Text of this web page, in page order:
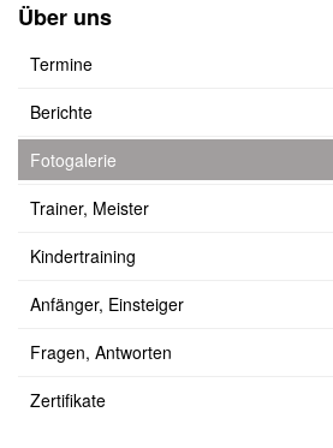
Über uns
Termine
Berichte
Fotogalerie
Trainer, Meister
Kindertraining
Anfänger, Einsteiger
Fragen, Antworten
Zertifikate